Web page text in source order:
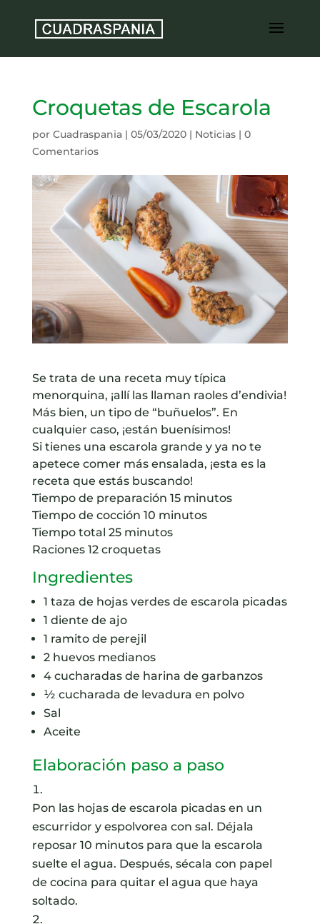
Croquetas de Escarola
por Cuadraspania| 05/03/2020| Noticias| 0
Comentarios
Se trata de una receta muy típica
menorquina, ¡allí las llaman raoles d’endivia!
Más bien, un tipo de “buñuelos”. En
cualquier caso, ¡están buenísimos!
Si tienes una escarola grande y ya no te
apetece comer más ensalada, ¡esta es la
receta que estás buscando!
Tiempo de preparación 15 minutos
Tiempo de cocción 10 minutos
Tiempo total 25 minutos
Raciones 12 croquetas
Ingredientes
1 taza de hojas verdes de escarola picadas
1 diente de ajo
1 ramito de perejil
2 huevos medianos
4 cucharadas de harina de garbanzos
½ cucharada de levadura en polvo
Sal
Aceite
Elaboración paso a paso
Pon las hojas de escarola picadas en un
escurridor y espolvorea con sal. Déjala
reposar 10 minutos para que la escarola
suelte el agua. Después, sécala con papel
de cocina para quitar el agua que haya
soltado.